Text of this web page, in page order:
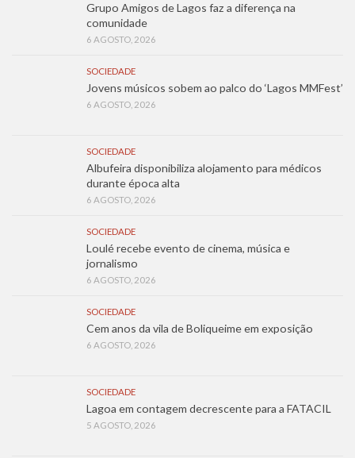
Grupo Amigos de Lagos faz a diferença na
comunidade
6 AGOSTO, 2026
SOCIEDADE
Jovens músicos sobem ao palco do ‘Lagos MMFest’
6 AGOSTO, 2026
SOCIEDADE
Albufeira disponibiliza alojamento para médicos
durante época alta
6 AGOSTO, 2026
SOCIEDADE
Loulé recebe evento de cinema, música e
jornalismo
6 AGOSTO, 2026
SOCIEDADE
Cem anos da vila de Boliqueime em exposição
6 AGOSTO, 2026
SOCIEDADE
Lagoa em contagem decrescente para a FATACIL
5 AGOSTO, 2026